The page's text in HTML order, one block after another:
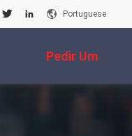
Portuguese
Pedir Um
Orçamento